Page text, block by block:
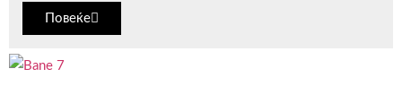
Повеќе